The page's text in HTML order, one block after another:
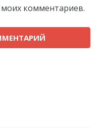
комментариев.